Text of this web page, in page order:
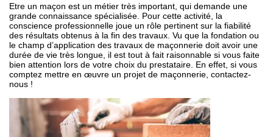
Etre un maçon est un métier très important, qui demande une
grande connaissance spécialisée. Pour cette activité, la
conscience professionnelle joue un rôle pertinent sur la fiabilité
des résultats obtenus à la fin des travaux. Vu que la fondation ou
le champ d’application des travaux de maçonnerie doit avoir une
durée de vie très longue, il est tout à fait raisonnable si vous faite
bien attention lors de votre choix du prestataire. En effet, si vous
comptez mettre en œuvre un projet de maçonnerie, contactez-
nous !